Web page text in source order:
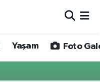
Yaşam Foto